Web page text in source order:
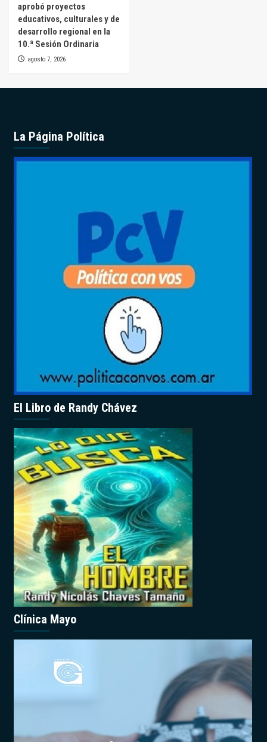
aprobó proyectos
educativos, culturales y de
desarrollo regional en la
10.ª Sesión Ordinaria
agosto 7, 2026
La Página Política
El Libro de Randy Chávez
Clínica Mayo